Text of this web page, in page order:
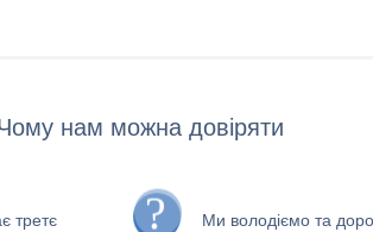
нам можна довіряти
третє
Ми володіємо та